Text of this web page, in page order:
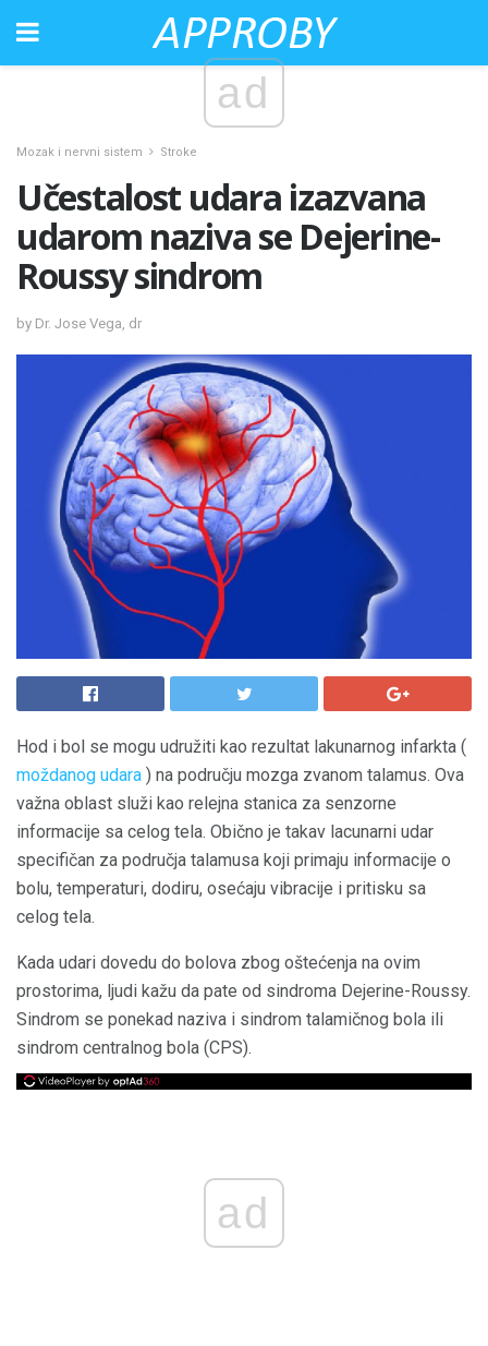
ad
Mozak i nervni sistem Stroke
Učestalost udara izazvana
udarom naziva se Dejerine-
Roussy sindrom
by Dr. Jose Vega, dr
Hod i bol se mogu udružiti kao rezultat lakunarnog infarkta (
moždanog udara ) na području mozga zvanom talamus. Ova
važna oblast služi kao relejna stanica za senzorne
informacije sa celog tela. Obično je takav lacunarni udar
specifičan za područja talamusa koji primaju informacije o
bolu, temperaturi, dodiru, osećaju vibracije i pritisku sa
celog tela.
Kada udari dovedu do bolova zbog oštećenja na ovim
prostorima, ljudi kažu da pate od sindroma Dejerine-Roussy.
Sindrom se ponekad naziva i sindrom talamičnog bola ili
sindrom centralnog bola (CPS).
ad